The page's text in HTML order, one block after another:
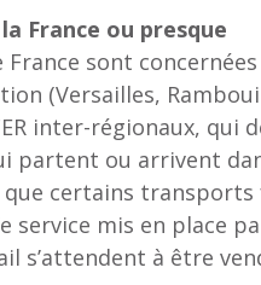
France ou presque
sont
(Versailles,
inter-régionaux, qui
partent ou arrivent
certains transports
service mis en place
s’attendent à être